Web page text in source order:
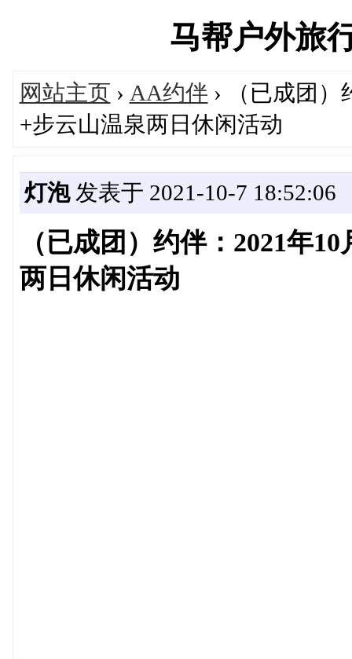
马帮户外旅
网站主页 › AA约伴 › （已成团）
+步云山温泉两日休闲活动
灯泡发表于 2021-10-7 18:52:06
（已成团）约伴：2021年
两日休闲活动